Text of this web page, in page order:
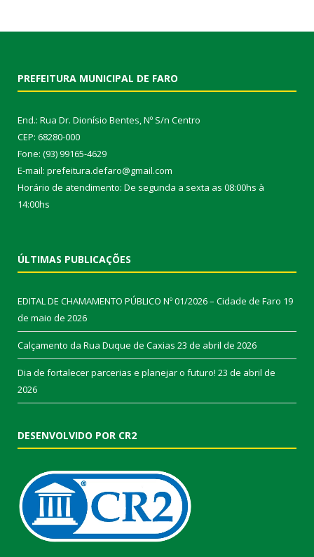
PREFEITURA MUNICIPAL DE FARO
End.: Rua Dr. Dionísio Bentes, Nº S/n Centro
CEP: 68280-000
Fone: (93) 99165-4629
E-mail: prefeitura.defaro@gmail.com
Horário de atendimento: De segunda a sexta as 08:00hs à
14:00hs
ÚLTIMAS PUBLICAÇÕES
EDITAL DE CHAMAMENTO PÚBLICO Nº 01/2026 – Cidade de Faro 19
de maio de 2026
Calçamento da Rua Duque de Caxias 23 de abril de 2026
Dia de fortalecer parcerias e planejar o futuro! 23 de abril de
2026
DESENVOLVIDO POR CR2